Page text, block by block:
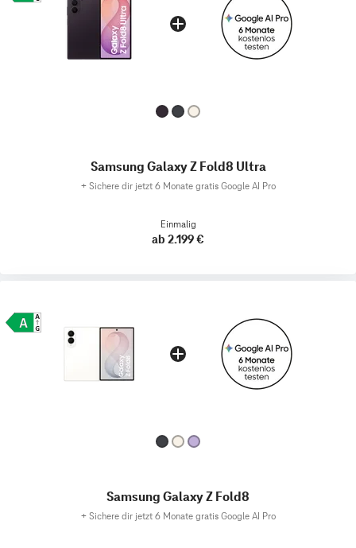
Samsung Galaxy Z Fold8 Ultra
+ Sichere dir jetzt 6 Monate gratis Google AI Pro
Einmalig
ab 2.199 €
Samsung Galaxy Z Fold8
+ Sichere dir jetzt 6 Monate gratis Google AI Pro